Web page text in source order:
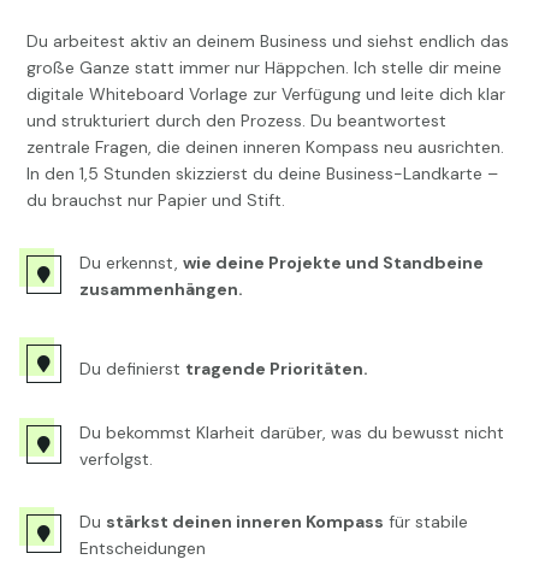
Du arbeitest aktiv an deinem Business und siehst endlich das
große Ganze statt immer nur Häppchen. Ich stelle dir meine
digitale Whiteboard Vorlage zur Verfügung und leite dich klar
und strukturiert durch den Prozess. Du beantwortest
zentrale Fragen, die deinen inneren Kompass neu ausrichten.
In den 1,5 Stunden skizzierst du deine Business-Landkarte –
du brauchst nur Papier und Stift.

Du erkennst,wie deine Projekte und Standbeine
zusammenhängen.
 Du definierst tragende Prioritäten.

Du bekommst Klarheit darüber, was du bewusst nicht
verfolgst.

Du stärkst deinen inneren Kompass für stabile
Entscheidungen